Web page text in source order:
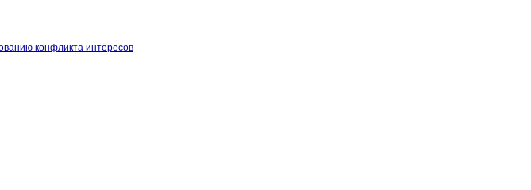
конфликта интересов